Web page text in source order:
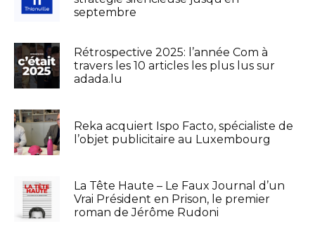
septembre
Rétrospective 2025: l’année Com à
travers les 10 articles les plus lus sur
adada.lu
Reka acquiert Ispo Facto, spécialiste de
l’objet publicitaire au Luxembourg
La Tête Haute – Le Faux Journal d’un
Vrai Président en Prison, le premier
roman de Jérôme Rudoni